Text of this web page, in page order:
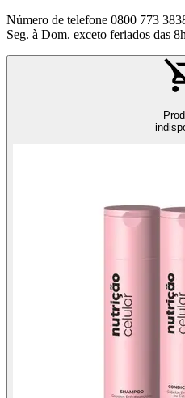
Número de telefone 0800 773
Seg. à Dom. exceto feriados das